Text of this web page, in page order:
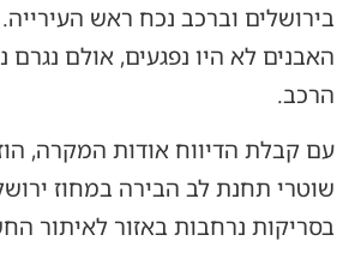
בירושלים וברכב נכח ראש
האבנים לא היו נפגעים, אולם
הרכב.
עם קבלת הדיווח אודות המקרה,
שוטרי תחנת לב הבירה במחוז
בסריקות נרחבות באזור לאיתור